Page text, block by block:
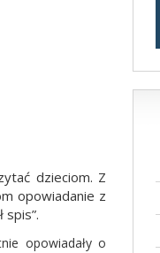
dzieciom. Z
opowiadanie z
spis”.
opowiadały o